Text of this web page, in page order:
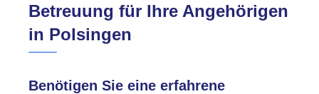
Betreuung für Ihre Angehörigen
in Polsingen
Benötigen Sie eine erfahrene